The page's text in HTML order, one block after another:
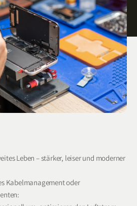
Leben – stärker, leiser und moderner
Kabelmanagement oder